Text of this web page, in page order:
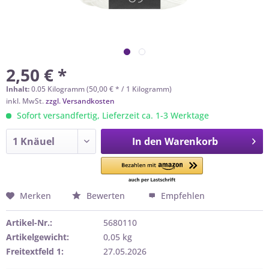
2,50 € *
Inhalt:0.05 Kilogramm (50,00 € * / 1 Kilogramm)
inkl. MwSt.zzgl. Versandkosten
Sofort versandfertig, Lieferzeit ca. 1-3 Werktage
In den Warenkorb
Merken Bewerten Empfehlen
Artikel-Nr.:
5680110
Artikelgewicht:
0,05 kg
Freitextfeld 1:
27.05.2026